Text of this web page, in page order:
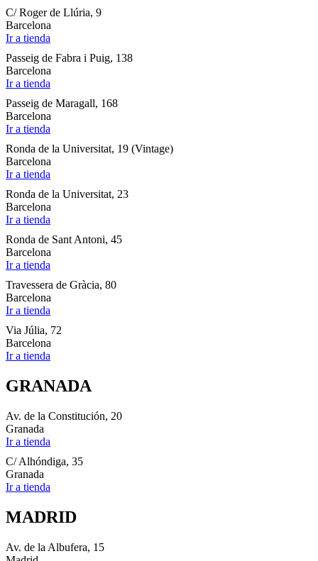
C/ Roger de Llúria, 9
Barcelona
Ir a tienda
Passeig de Fabra i Puig, 138
Barcelona
Ir a tienda
Passeig de Maragall, 168
Barcelona
Ir a tienda
Ronda de la Universitat, 19 (Vintage)
Barcelona
Ir a tienda
Ronda de la Universitat, 23
Barcelona
Ir a tienda
Ronda de Sant Antoni, 45
Barcelona
Ir a tienda
Travessera de Gràcia, 80
Barcelona
Ir a tienda
Via Júlia, 72
Barcelona
Ir a tienda
GRANADA
Av. de la Constitución, 20
Granada
Ir a tienda
C/ Alhóndiga, 35
Granada
Ir a tienda
MADRID
Av. de la Albufera, 15